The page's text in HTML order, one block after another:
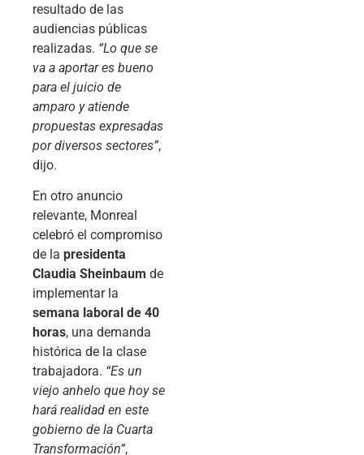
resultado de las
audiencias públicas
realizadas. “Lo que se
va a aportar es bueno
para el juicio de
amparo y atiende
propuestas expresadas
por diversos sectores”,
dijo.
En otro anuncio
relevante, Monreal
celebró el compromiso
de la presidenta
Claudia Sheinbaum de
implementar la
semana laboral de 40
horas, una demanda
histórica de la clase
trabajadora. “Es un
viejo anhelo que hoy se
hará realidad en este
gobierno de la Cuarta
Transformación”,